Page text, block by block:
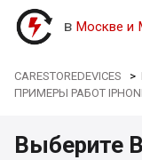
в Москве и
CARESTOREDEVICES >
ПРИМЕРЫ РАБОТ
Выберите